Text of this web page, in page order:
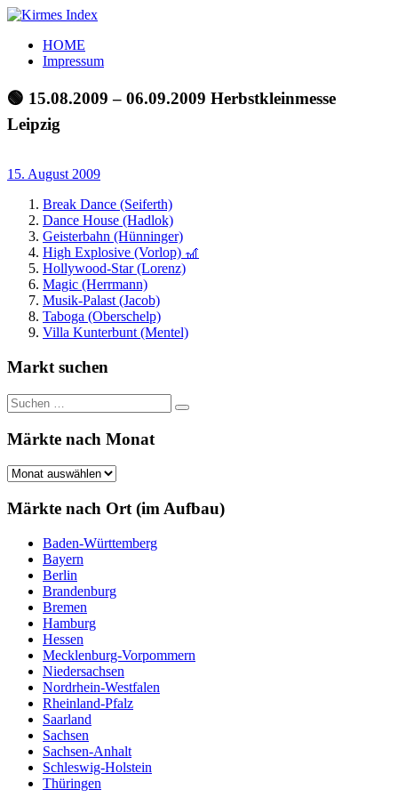
Zum
springen
Kirmes
Index
Tourpläne
der
letzten
Jahre
HOME
Impressum
🟢 15.08.2009 – 06.09.2009 Herbstkleinmesse
Leipzig
15. August 2009
Break Dance (Seiferth)
Dance House (Hadlok)
Geisterbahn (Hünninger)
High Explosive (Vorlop) 🎢
Hollywood-Star (Lorenz)
Magic (Herrmann)
Musik-Palast (Jacob)
Taboga (Oberschelp)
Villa Kunterbunt (Mentel)
Markt suchen
Suchen
nach:
Suchen
Märkte nach Monat
Märkte
Monat
Märkte nach Ort (im Aufbau)
Baden-Württemberg
Bayern
Berlin
Brandenburg
Bremen
Hamburg
Hessen
Mecklenburg-Vorpommern
Niedersachsen
Nordrhein-Westfalen
Rheinland-Pfalz
Saarland
Sachsen
Sachsen-Anhalt
Schleswig-Holstein
Thüringen